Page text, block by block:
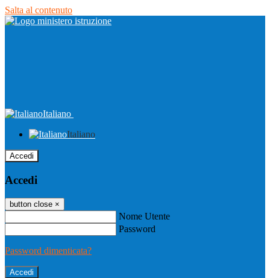
Salta al contenuto
Italiano
Italiano
Accedi
Accedi
button close ×
Nome Utente
Password
Password dimenticata?